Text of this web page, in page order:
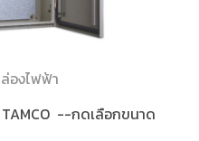
องไฟฟ้า
TAMCO --กดเลือกขนาด